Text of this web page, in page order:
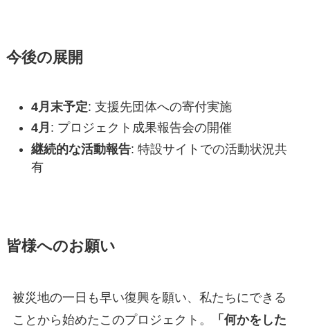
今後の展開
4月末予定: 支援先団体への寄付実施
4月 : プロジェクト成果報告会の開催
継続的な活動報告: 特設サイトでの活動状況共
有
皆様へのお願い
被災地の一日も早い復興を願い、私たちにできる
ことから始めたこのプロジェクト。
「何かをした